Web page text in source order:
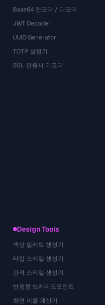
Base64 인코더 / 디코더
JWT Decoder
UUID Generator
TOTP 설정기
SSL 인증서 디코더
Design Tools
색상 팔레트 생성기
타입 스케일 생성기
간격 스케일 생성기
반응형 브레이크포인트
화면 비율 계산기